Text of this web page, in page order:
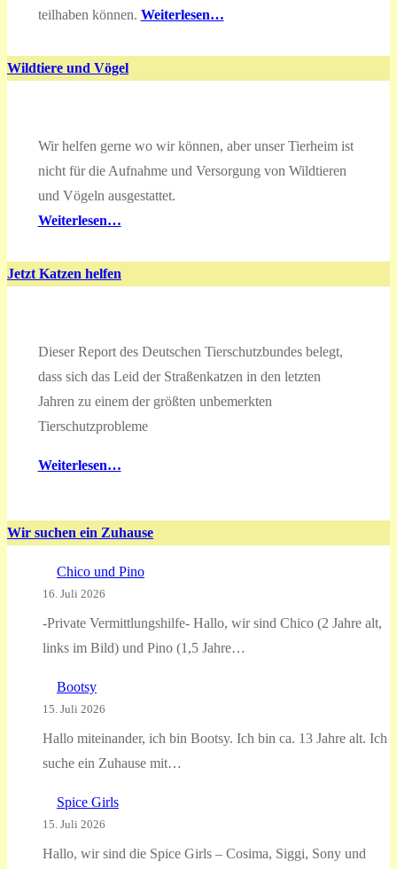
teilhaben können. Weiterlesen…
Wildtiere und Vögel
Wir helfen gerne wo wir können, aber unser Tierheim ist
nicht für die Aufnahme und Versorgung von Wildtieren
und Vögeln ausgestattet.
Weiterlesen…
Jetzt Katzen helfen
Dieser Report des Deutschen Tierschutzbundes belegt,
dass sich das Leid der Straßenkatzen in den letzten
Jahren zu einem der größten unbemerkten
Tierschutzprobleme
Weiterlesen…
Wir suchen ein Zuhause
Chico und Pino
16. Juli 2026
-Private Vermittlungshilfe- Hallo, wir sind Chico (2 Jahre alt,
links im Bild) und Pino (1,5 Jahre…
Bootsy
15. Juli 2026
Hallo miteinander, ich bin Bootsy. Ich bin ca. 13 Jahre alt. Ich
suche ein Zuhause mit…
Spice Girls
15. Juli 2026
Hallo, wir sind die Spice Girls – Cosima, Siggi, Sony und